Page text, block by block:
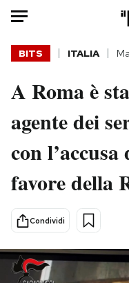
HOME
Italia
Politica
Tecnologia
Scienza
Cultura
Economia
Sport
BITS ITALIA
A Roma è
agente dei
con
favore della
Condividi